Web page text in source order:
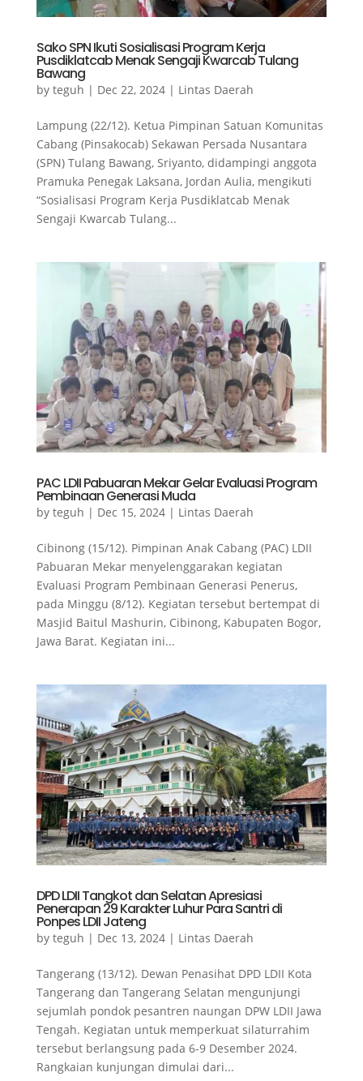
Sako SPN Ikuti Sosialisasi Program Kerja
Pusdiklatcab Menak Sengaji Kwarcab Tulang
Bawang
by teguh | Dec 22, 2024| Lintas Daerah
Lampung (22/12). Ketua Pimpinan Satuan Komunitas
Cabang (Pinsakocab) Sekawan Persada Nusantara
(SPN) Tulang Bawang, Sriyanto, didampingi anggota
Pramuka Penegak Laksana, Jordan Aulia, mengikuti
“Sosialisasi Program Kerja Pusdiklatcab Menak
Sengaji Kwarcab Tulang...
PAC LDII Pabuaran Mekar Gelar Evaluasi Program
Pembinaan Generasi Muda
by teguh | Dec 15, 2024| Lintas Daerah
Cibinong (15/12). Pimpinan Anak Cabang (PAC) LDII
Pabuaran Mekar menyelenggarakan kegiatan
Evaluasi Program Pembinaan Generasi Penerus,
pada Minggu (8/12). Kegiatan tersebut bertempat di
Masjid Baitul Mashurin, Cibinong, Kabupaten Bogor,
Jawa Barat. Kegiatan ini...
DPD LDII Tangkot dan Selatan Apresiasi
Penerapan 29 Karakter Luhur Para Santri di
Ponpes LDII Jateng
by teguh | Dec 13, 2024| Lintas Daerah
Tangerang (13/12). Dewan Penasihat DPD LDII Kota
Tangerang dan Tangerang Selatan mengunjungi
sejumlah pondok pesantren naungan DPW LDII Jawa
Tengah. Kegiatan untuk memperkuat silaturrahim
tersebut berlangsung pada 6-9 Desember 2024.
Rangkaian kunjungan dimulai dari...